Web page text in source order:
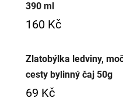
390 ml
160 Kč
Zlatobýlka ledviny,
cesty bylinný čaj 50g
69 Kč